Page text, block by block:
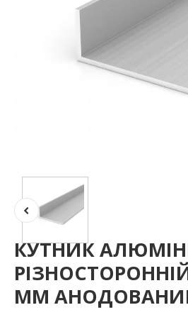
КУТНИК
ММ